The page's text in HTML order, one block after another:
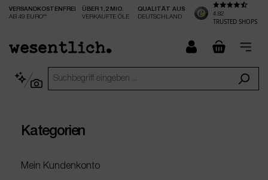
springen
VERSANDKOSTENFREI
AB 49 EURO**
ÜBER 1,2 MIO.
VERKAUFTE ÖLE
QUALITÄT AUS
DEUTSCHLAND
4.82
TRUSTED SHOPS
Kategorien
Mein Kundenkonto